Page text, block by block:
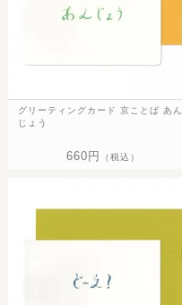
グリーティングカード 京ことば あん
じょう
660円 （税込）